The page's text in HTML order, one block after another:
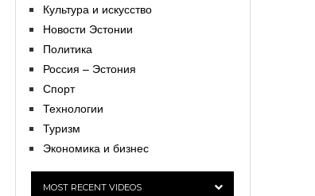
Культура и искусство
Новости Эстонии
Политика
Россия – Эстония
Спорт
Технологии
Туризм
Экономика и бизнес
MOST RECENT VIDEOS